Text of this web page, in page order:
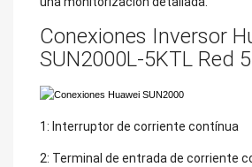
Conexiones Inversor
SUN2000L-5KTL Red
1: Interruptor de corriente contínua
2: Terminal de entrada de corriente